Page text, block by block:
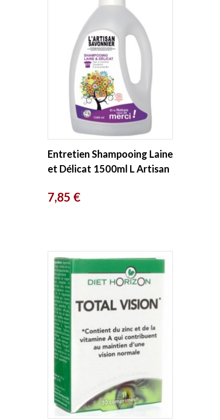
Entretien Shampooing Laine
et Délicat 1500ml L Artisan
Prix
7,85 €